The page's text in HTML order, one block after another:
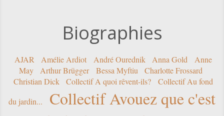
Biographies
AJAR Amélie Ardiot André Ourednik Anna Gold
Anne
May
Arthur Brügger Bessa Myftiu
Charlotte Frossard
Christian Dick
Collectif A quoi rêvent-ils?
Collectif Au fond
du jardin...
Collectif Avouez que c'est